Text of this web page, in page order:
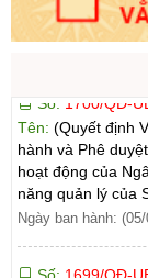
Ngày ban hành:
1700/QĐ-
hành và Phê
hoạt động của
năng quản lý của
Ngày ban hành: (05/
Số:1699/QĐ-
Tên:(Quyết định